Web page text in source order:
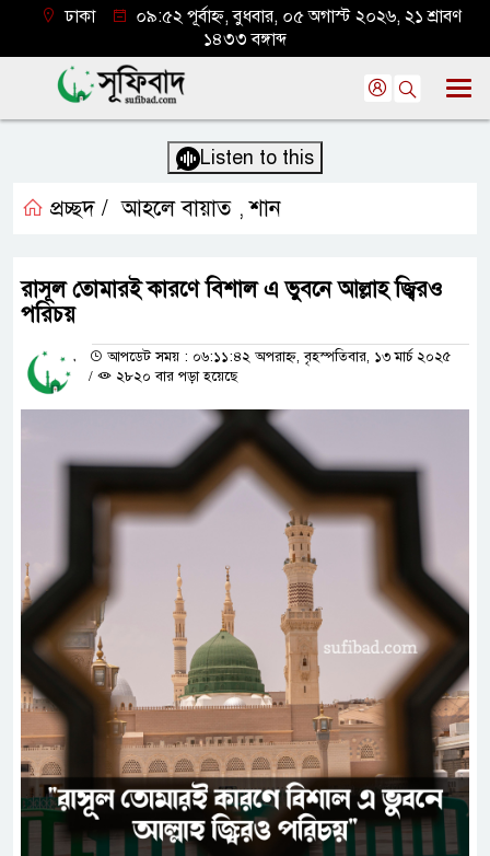
ঢাকা
০৯:৫২ পূর্বাহ্ন, বুধবার, ০৫ অগাস্ট ২০২৬, ২১ শ্রাবণ
১৪৩৩ বঙ্গাব্দ
Listen to this
প্রচ্ছদ / আহলে বায়াত ,শান
রাসূল তোমারই কারণে বিশাল এ ভুবনে আল্লাহ জ্বিরও
পরিচয়
আপডেট সময় : ০৬:১১:৪২ অপরাহ্ন, বৃহস্পতিবার, ১৩ মার্চ ২০২৫
/
২৮২০ বার পড়া হয়েছে